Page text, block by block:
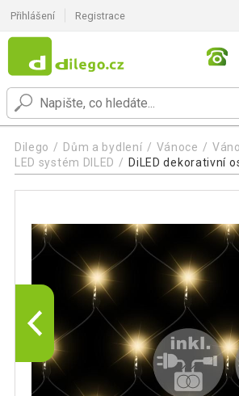
Přihlášení Registrace
Dilego Dům a bydlení Vánoce
LED systém DILED
DiLED dekorativní